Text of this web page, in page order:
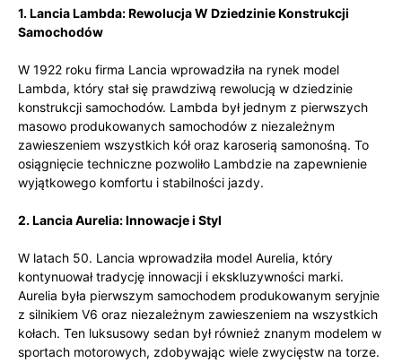
1. Lancia Lambda: Rewolucja W Dziedzinie Konstrukcji
Samochodów
W 1922 roku firma Lancia wprowadziła na rynek model
Lambda, który stał się prawdziwą rewolucją w dziedzinie
konstrukcji samochodów. Lambda był jednym z pierwszych
masowo produkowanych samochodów z niezależnym
zawieszeniem wszystkich kół oraz karoserią samonośną. To
osiągnięcie techniczne pozwoliło Lambdzie na zapewnienie
wyjątkowego komfortu i stabilności jazdy.
2. Lancia Aurelia: Innowacje i Styl
W latach 50. Lancia wprowadziła model Aurelia, który
kontynuował tradycję innowacji i ekskluzywności marki.
Aurelia była pierwszym samochodem produkowanym seryjnie
z silnikiem V6 oraz niezależnym zawieszeniem na wszystkich
kołach. Ten luksusowy sedan był również znanym modelem w
sportach motorowych, zdobywając wiele zwycięstw na torze.